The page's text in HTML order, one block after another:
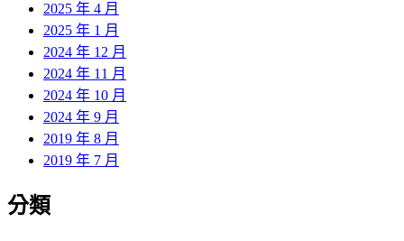
2025 年 4 月
2025 年 1 月
2024 年 12 月
2024 年 11 月
2024 年 10 月
2024 年 9 月
2019 年 8 月
2019 年 7 月
分類